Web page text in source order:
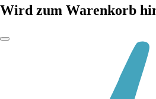
Wird zum Warenkorb